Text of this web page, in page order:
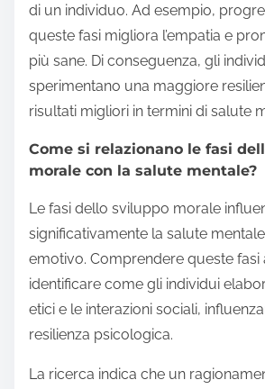
di un individuo. Ad esempio,
queste fasi migliora l’empatia e
più sane. Di conseguenza, gli
sperimentano una maggiore
risultati migliori in termini di salute
Come si relazionano le fasi
morale con la salute mentale?
Le fasi dello sviluppo morale
significativamente la salute
emotivo. Comprendere queste fasi
identificare come gli individui
etici e le interazioni sociali,
resilienza psicologica.
La ricerca indica che un